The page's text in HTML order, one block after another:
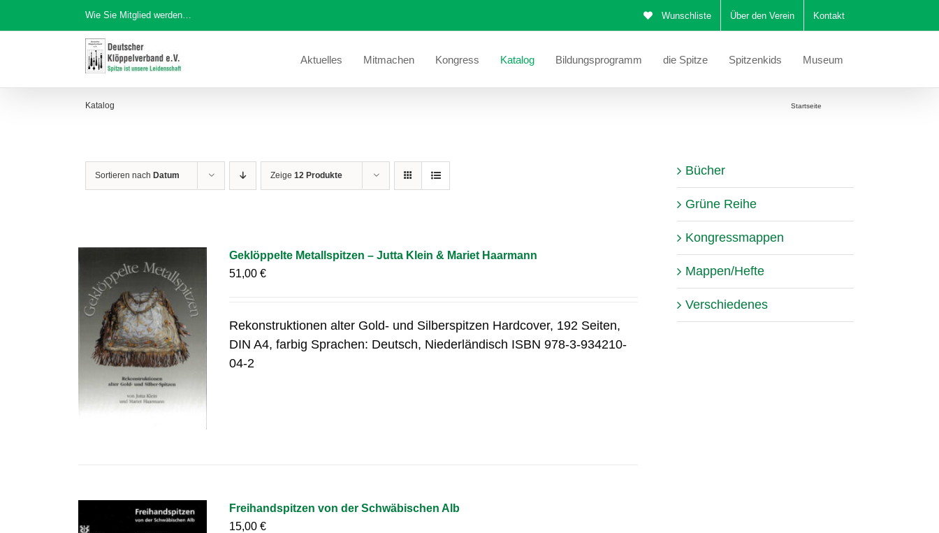
Inhalt
Wie Sie Mitglied werden… Wunschliste Über den Verein Kontakt
Aktuelles Mitmachen Kongress Katalog Bildungsprogramm die Spitze Spitzenkids Museum
Katalog Startseite
Sortieren nach Datum Zeige 12 Produkte
Geklöppelte Metallspitzen – Jutta Klein & Mariet Haarmann
51,00€
Rekonstruktionen alter Gold- und Silberspitzen Hardcover, 192 Seiten,
DIN A4, farbig Sprachen: Deutsch, Niederländisch ISBN 978-3-934210-
04-2
Freihandspitzen von der Schwäbischen Alb
15,00€
Bücher
Grüne Reihe
Kongressmappen
Mappen/Hefte
Verschiedenes